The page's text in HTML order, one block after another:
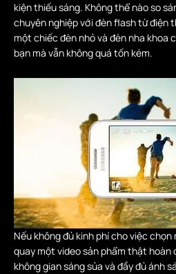
kiện thiếu sáng. Không thể nào so
chuyên nghiệp với đèn flash từ điện
một chiếc đèn nhỏ và đèn nha khoa
bạn mà vẫn không quá tốn kém.
Nếu không đủ kinh phí cho việc
quay một video sản phẩm thật hoàn
không gian sáng sủa và đầy đủ ánh